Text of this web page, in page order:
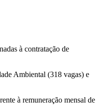
à contratação de
Ambiental (318 vagas) e
à remuneração mensal de